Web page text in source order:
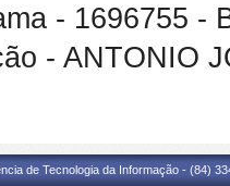
- 1696755 -
- ANTONIO
de Tecnologia da Informação - (84)